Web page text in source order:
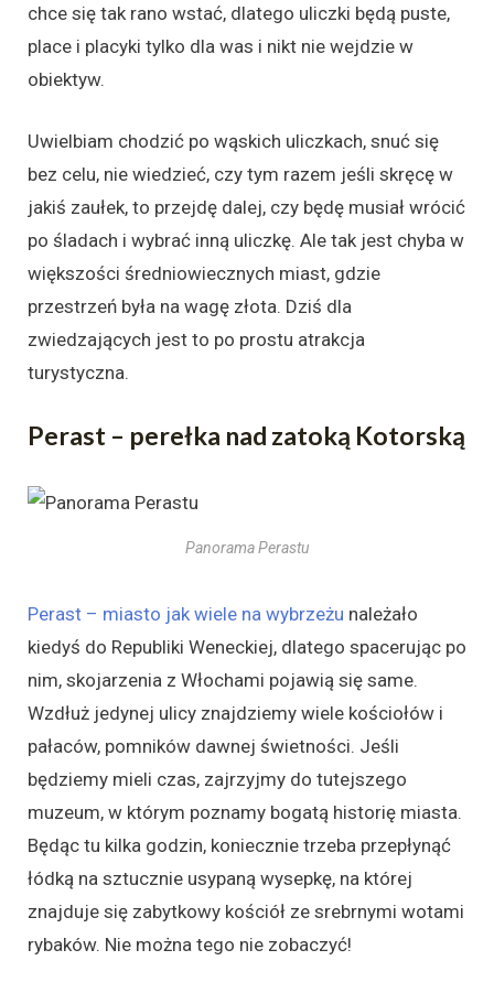
chce się tak rano wstać, dlatego uliczki będą puste,
place i placyki tylko dla was i nikt nie wejdzie w
obiektyw.
Uwielbiam chodzić po wąskich uliczkach, snuć się
bez celu, nie wiedzieć, czy tym razem jeśli skręcę w
jakiś zaułek, to przejdę dalej, czy będę musiał wrócić
po śladach i wybrać inną uliczkę. Ale tak jest chyba w
większości średniowiecznych miast, gdzie
przestrzeń była na wagę złota. Dziś dla
zwiedzających jest to po prostu atrakcja
turystyczna.
Perast – perełka nad zatoką Kotorską
Panorama Perastu
Perast – miasto jak wiele na wybrzeżu należało
kiedyś do Republiki Weneckiej, dlatego spacerując po
nim, skojarzenia z Włochami pojawią się same.
Wzdłuż jedynej ulicy znajdziemy wiele kościołów i
pałaców, pomników dawnej świetności. Jeśli
będziemy mieli czas, zajrzyjmy do tutejszego
muzeum, w którym poznamy bogatą historię miasta.
Będąc tu kilka godzin, koniecznie trzeba przepłynąć
łódką na sztucznie usypaną wysepkę, na której
znajduje się zabytkowy kościół ze srebrnymi wotami
rybaków. Nie można tego nie zobaczyć!